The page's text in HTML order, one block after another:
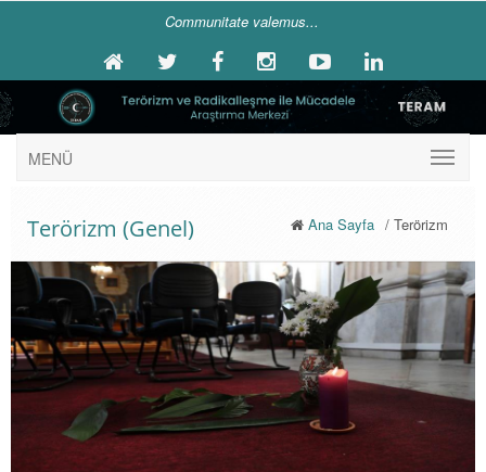
Communitate valemus...
MENÜ
Terörizm (Genel) / Terörizm
Ana Sayfa